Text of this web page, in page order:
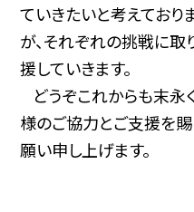
ていきたいと考えており
が、それぞれの挑戦に
援していきます。
どうぞこれからも末永
様のご協力とご支援を賜
願い申し上げます。